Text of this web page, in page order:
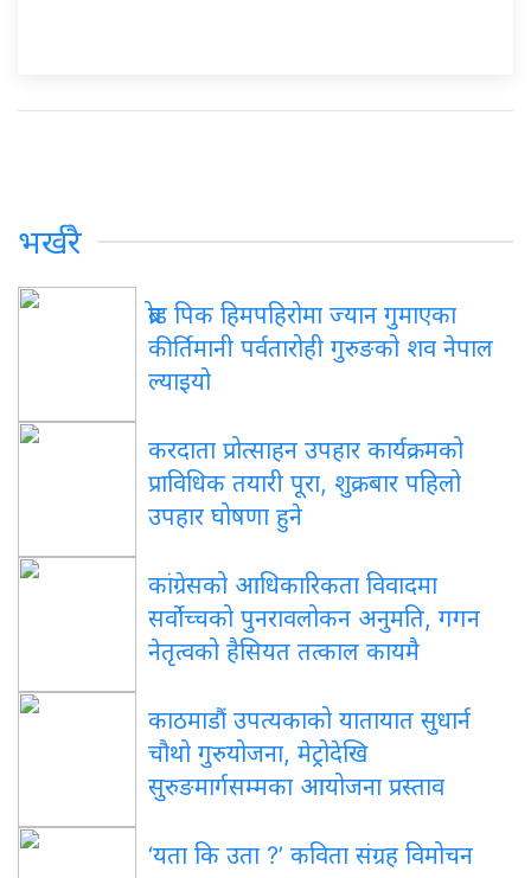
भर्खरै
ब्रोड पिक हिमपहिरोमा ज्यान गुमाएका
कीर्तिमानी पर्वतारोही गुरुङको शव नेपाल
ल्याइयो
करदाता प्रोत्साहन उपहार कार्यक्रमको
प्राविधिक तयारी पूरा, शुक्रबार पहिलो
उपहार घोषणा हुने
कांग्रेसको आधिकारिकता विवादमा
सर्वोच्चको पुनरावलोकन अनुमति, गगन
नेतृत्वको हैसियत तत्काल कायमै
काठमाडौं उपत्यकाको यातायात सुधार्न
चौथो गुरुयोजना, मेट्रोदेखि
सुरुङमार्गसम्मका आयोजना प्रस्ताव
‘यता कि उता ?’ कविता संग्रह विमोचन